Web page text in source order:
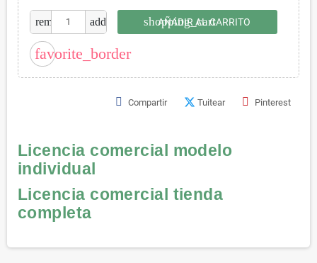
remove add shopping_cart
AÑADIR AL CARRITO
favorite_border
Compartir Tuitear Pinterest
Licencia comercial modelo
individual
Licencia comercial tienda
completa